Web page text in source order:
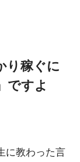
り稼ぐに
ですよ
に教わった言